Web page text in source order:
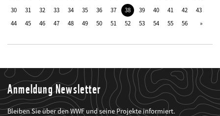
30
31 32 33 34 35 36 37 38 39 40 41 42
43
44
45 46 47 48 49 50 51 52 53 54 55 56
Anmeldung Newsletter
Bleiben Sie über den WWF und seine Projekte informiert.